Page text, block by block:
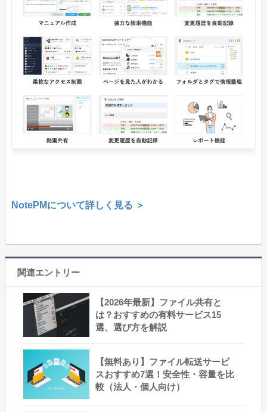
NotePMについて詳しく見る ＞
関連エントリー
【2026年最新】ファイル共有と
は？おすすめの有料サービス15
選、選び方を解説
【無料あり】ファイル転送サービ
スおすすめ7選！安全性・容量を比
較（法人・個人向け）